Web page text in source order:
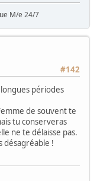
M/e 24/7
#142
périodes
de souvent te
tu conserveras
ne te délaisse pas.
désagréable !